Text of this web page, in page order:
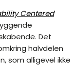
Centered
Det
halvdelen
som alligevel ikke